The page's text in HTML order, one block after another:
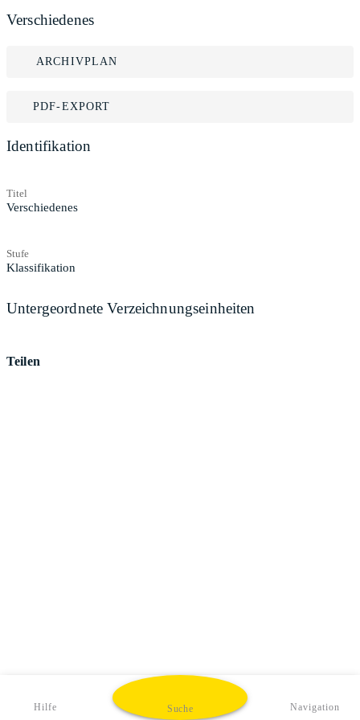
Verschiedenes
ARCHIVPLAN
PDF-EXPORT
Identifikation
Titel
Verschiedenes
Stufe
Klassifikation
Untergeordnete Verzeichnungseinheiten
Teilen
Hilfe Suche Navigation